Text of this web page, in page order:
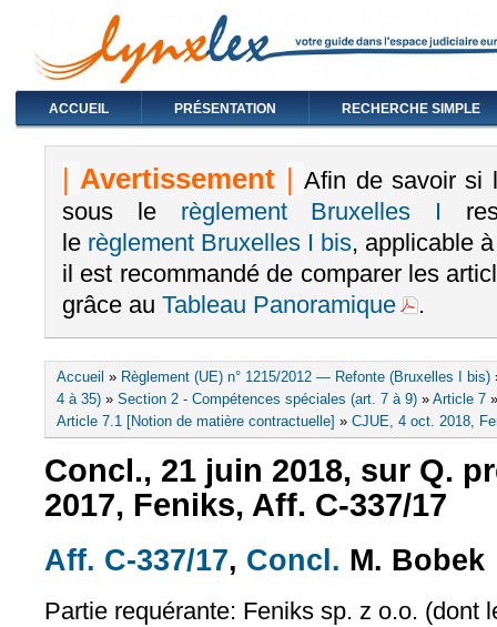
ACCUEIL PRÉSENTATION RECHERCHE SIMPLE
|Avertissement | Afin de savoir si
sous le règlement Bruxelles I
le règlement Bruxelles I bis, applicable
il est recommandé de comparer les
grâce au Tableau Panoramique .
Vous êtes ici
Accueil » Règlement (UE) n° 1215/2012 — Refonte (Bruxelles I bis)
4 à 35) » Section 2 - Compétences spéciales (art. 7 à 9) » Article 7
Article 7.1 [Notion de matière contractuelle] » CJUE, 4 oct. 2018,
Concl., 21 juin 2018, sur Q.
2017, Feniks, Aff. C-337/17
Aff. C-337/17 (le lien est externe)
, Concl. (le lien est
M. Bobek
Partie requérante: Feniks sp. z o.o. (dont